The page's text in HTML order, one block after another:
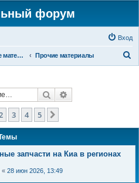
форум
Вход
Строительные материалы и изделия Прочие материалы
Поиск
3 4 5
запчасти на Киа в регионах
« 28 июн 2026, 13:49